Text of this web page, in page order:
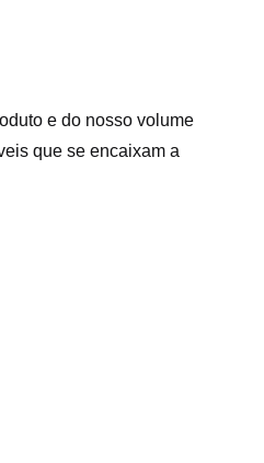
e do nosso volume
que se encaixam a